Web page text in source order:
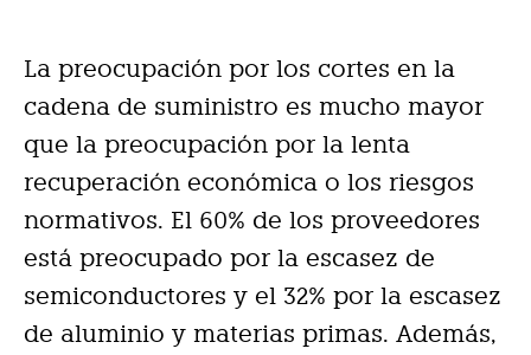
La preocupación por los cortes en la
cadena de suministro es mucho mayor
que la preocupación por la lenta
recuperación económica o los riesgos
normativos. El 60% de los proveedores
está preocupado por la escasez de
semiconductores y el 32% por la escasez
de aluminio y materias primas. Además,